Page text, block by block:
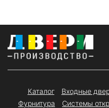
Каталог Входные
Фурнитура
Системы